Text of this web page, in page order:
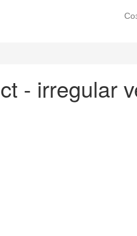
- irregular